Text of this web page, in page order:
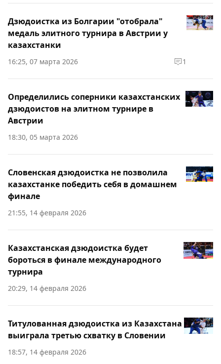
Дзюдоистка из Болгарии "отобрала"
медаль элитного турнира в Австрии у
казахстанки
16:25, 07 марта 2026 1
Определились соперники казахстанских
дзюдоистов на элитном турнире в
Австрии
18:30, 05 марта 2026
Словенская дзюдоистка не позволила
казахстанке победить себя в домашнем
финале
21:55, 14 февраля 2026
Казахстанская дзюдоистка будет
бороться в финале международного
турнира
20:29, 14 февраля 2026
Титулованная дзюдоистка из Казахстана
выиграла третью схватку в Словении
18:57, 14 февраля 2026